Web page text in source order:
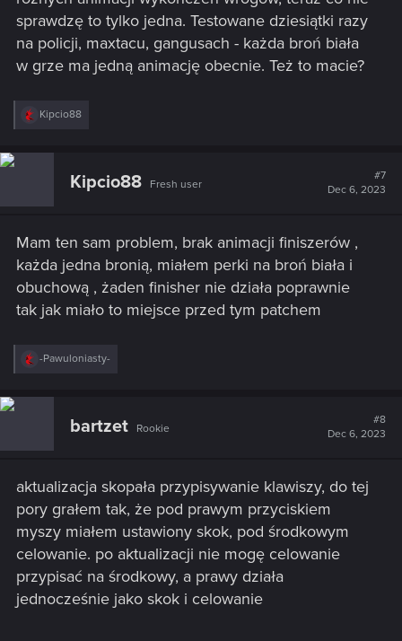
sprawdzę to tylko jedna. Testowane dziesiątki razy
na policji, maxtacu, gangusach - każda broń biała
w grze ma jedną animację obecnie. Też to macie?
R
c
:
Kipcio88
Kipcio88 Fresh user
#7
Dec 6, 2023
Mam ten sam problem, brak animacji finiszerów ,
każda jedna bronią, miałem perki na broń biała i
obuchową , żaden finisher nie działa poprawnie
tak jak miało to miejsce przed tym patchem
R
c
:
-Pawuloniasty-
bartzet Rookie
#8
Dec 6, 2023
aktualizacja skopała przypisywanie klawiszy, do tej
pory grałem tak, że pod prawym przyciskiem
myszy miałem ustawiony skok, pod środkowym
celowanie. po aktualizacji nie mogę celowanie
przypisać na środkowy, a prawy działa
jednocześnie jako skok i celowanie